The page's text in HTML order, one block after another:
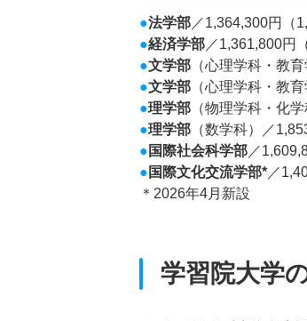
●法学部 ／1,364,300円（
●経済学部 ／1,361,800円
●文学部 （心理学科・教
●文学部 （心理学科・教
●理学部 （物理学科・化
●理学部 （数学科）／
● 国際社会科学部 ／
● 国際文化交流学部* ／
＊2026年4月新設
学習院大学